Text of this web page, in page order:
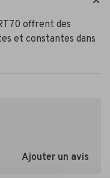
offrent des
et constantes dans
Ajouter un avis